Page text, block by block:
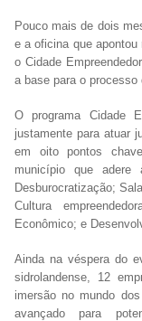
Pouco mais de dois
e a oficina que apontou
o Cidade
a base para o
O programa Cidade
justamente para atuar
em oito pontos
município que adere
Desburocratização;
Cultura
Econômico; e
Ainda na véspera do
sidrolandense, 12
imersão no mundo
avançado para